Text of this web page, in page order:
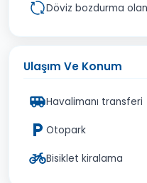
Döviz bozdurma
Ulaşım Ve Konum
Havalimanı transferi
Otopark
Bisiklet kiralama